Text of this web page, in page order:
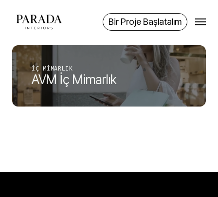
content
Bir Proje Başlatalım
Menu
İÇ MIMARLIK
AVM İç Mimarlık